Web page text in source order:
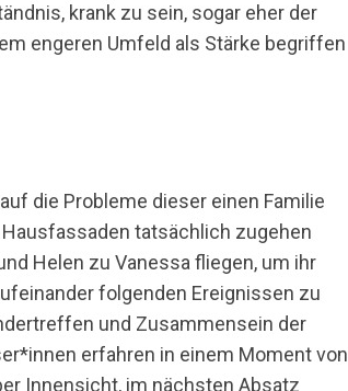
krank zu sein, sogar eher der
engeren Umfeld als Stärke begriffen
die Probleme dieser einen Familie
tatsächlich zugehen
Helen zu Vanessa fliegen, um ihr
folgenden Ereignissen zu
und Zusammensein der
erfahren in einem Moment von
Innensicht, im nächsten Absatz